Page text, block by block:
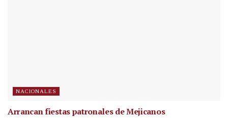
NACIONALES
Arrancan fiestas patronales de Mejicanos